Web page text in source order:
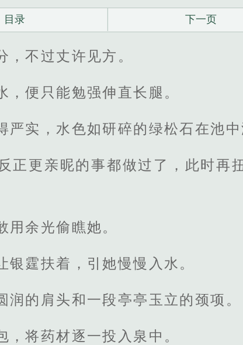
目录 下一页
不过丈许见方。
便只能勉强伸直长腿。
实，水色如研碎的绿松石在池中
正更亲昵的事都做过了，此时再
余光偷瞧她。
霆扶着，引她慢慢入水。
的肩头和一段亭亭玉立的颈项。
将药材逐一投入泉中。